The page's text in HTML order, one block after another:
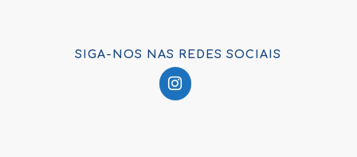
SIGA-NOS NAS REDES SOCIAIS